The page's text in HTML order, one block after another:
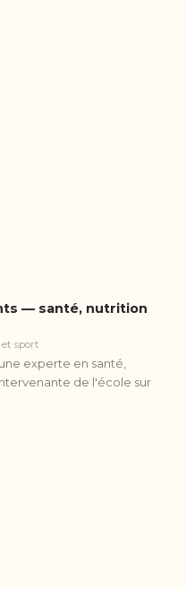
— santé, nutrition
sport
experte en santé,
de l'école sur